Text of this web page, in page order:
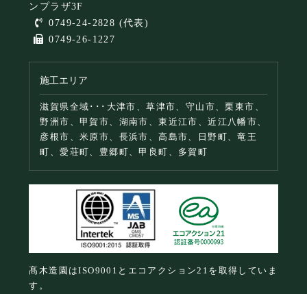
ンプラザ3F
0749-24-2828 (代表)
0749-26-1227
施工エリア
滋賀県全域･･･大津市、草津市、守山市、栗東市、
野洲市、甲賀市、湖南市、東近江市、近江八幡市、
彦根市、米原市、長浜市、高島市、日野町、竜王
町、愛荘町、豊郷町、甲良町、多賀町
髙木造園はISO9001とエコアクション21を取得していま
す。